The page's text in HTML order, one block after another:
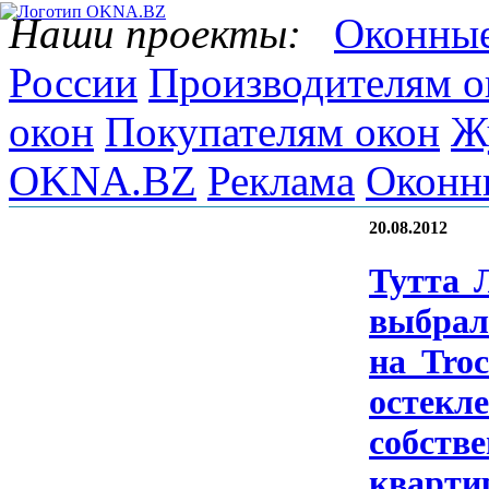
Наши проекты:
России Производителям
окон Покупателям окон
OKNA.BZ Реклама
20.08.2012
Тут­та
на